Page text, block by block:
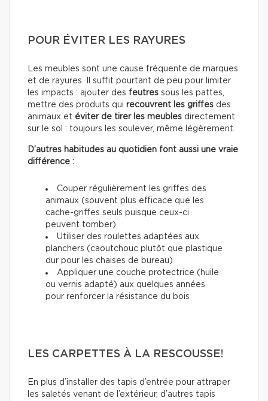
POUR ÉVITER LES RAYURES
Les meubles sont une cause fréquente de marques
et de rayures. Il suffit pourtant de peu pour limiter
les impacts : ajouter des feutres sous les pattes,
mettre des produits qui recouvrent les griffes des
animaux et éviter de tirer les meubles directement
sur le sol : toujours les soulever, même légèrement.
D’autres habitudes au quotidien font aussi une vraie
différence :
Couper régulièrement les griffes des
animaux (souvent plus efficace que les
cache-griffes seuls puisque ceux-ci
peuvent tomber)
Utiliser des roulettes adaptées aux
planchers (caoutchouc plutôt que plastique
dur pour les chaises de bureau)
Appliquer une couche protectrice (huile
ou vernis adapté) aux quelques années
pour renforcer la résistance du bois
LES CARPETTES À LA RESCOUSSE!
En plus d’installer des tapis d’entrée pour attraper
les saletés venant de l’extérieur, d’autres tapis